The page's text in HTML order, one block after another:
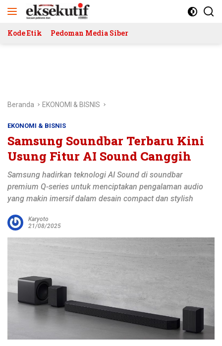
Kode Etik Pedoman Media Siber
Beranda EKONOMI & BISNIS
EKONOMI & BISNIS
Samsung Soundbar Terbaru Kini
Usung Fitur AI Sound Canggih
Samsung hadirkan teknologi AI Sound di soundbar
premium Q-series untuk menciptakan pengalaman audio
yang makin imersif dalam desain compact dan stylish
Karyoto
21/08/2025